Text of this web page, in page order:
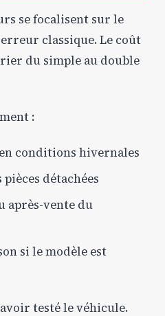
se focalisent sur le
erreur classique. Le coût
du simple au double
:
conditions hivernales
détachées
après-vente du
si le modèle est
testé le véhicule.